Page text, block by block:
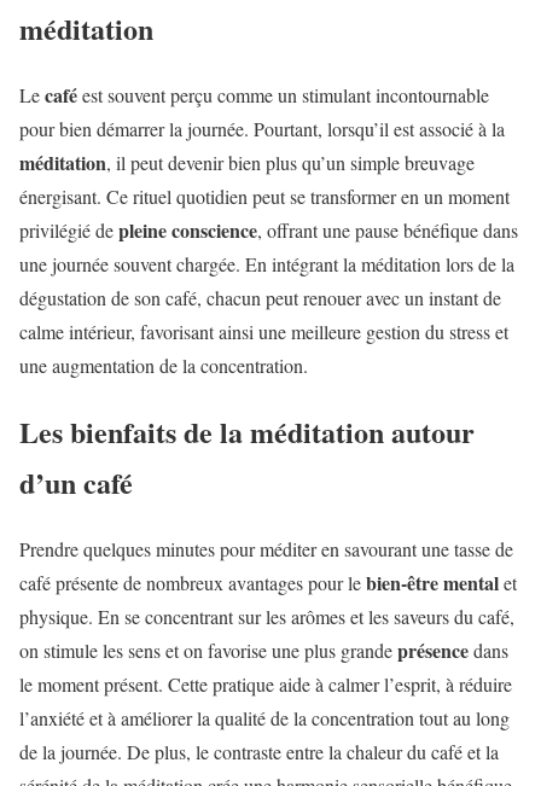
méditation
Lecaféest souvent perçu comme un stimulant incontournable
pour bien démarrer la journée. Pourtant, lorsqu’il est associé à la
méditation, il peut devenir bien plus qu’un simple breuvage
énergisant. Ce rituel quotidien peut se transformer en un moment
privilégié depleine conscience, offrant une pause bénéfique dans
une journée souvent chargée. En intégrant la méditation lors de la
dégustation de son café, chacun peut renouer avec un instant de
calme intérieur, favorisant ainsi une meilleure gestion du stress et
une augmentation de la concentration.
Les bienfaits de la méditation autour
d’un café
Prendre quelques minutes pour méditer en savourant une tasse de
café présente de nombreux avantages pour lebien-être mentalet
physique. En se concentrant sur les arômes et les saveurs du café,
on stimule les sens et on favorise une plus grandeprésencedans
le moment présent. Cette pratique aide à calmer l’esprit, à réduire
l’anxiété et à améliorer la qualité de la concentration tout au long
de la journée. De plus, le contraste entre la chaleur du café et la